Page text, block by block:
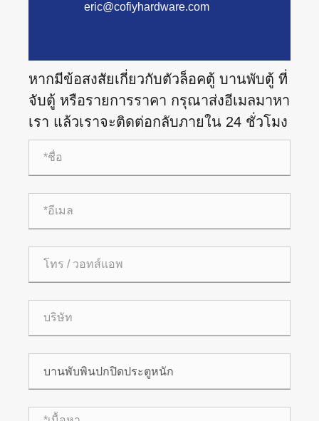
eric@cofiyhardware.com
หากมีข้อสงสัยเกี่ยวกับตัวล็อคตู้ บานพับตู้ ที่
จับตู้ หรือรายการราคา กรุณาส่งอีเมลมาหา
เรา แล้วเราจะติดต่อกลับภายใน 24 ชั่วโมง